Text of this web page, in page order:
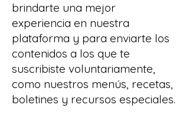
brindarte una mejor
experiencia en nuestra
plataforma y para enviarte los
contenidos a los que te
suscribiste voluntariamente,
como nuestros menús, recetas,
boletines y recursos especiales.